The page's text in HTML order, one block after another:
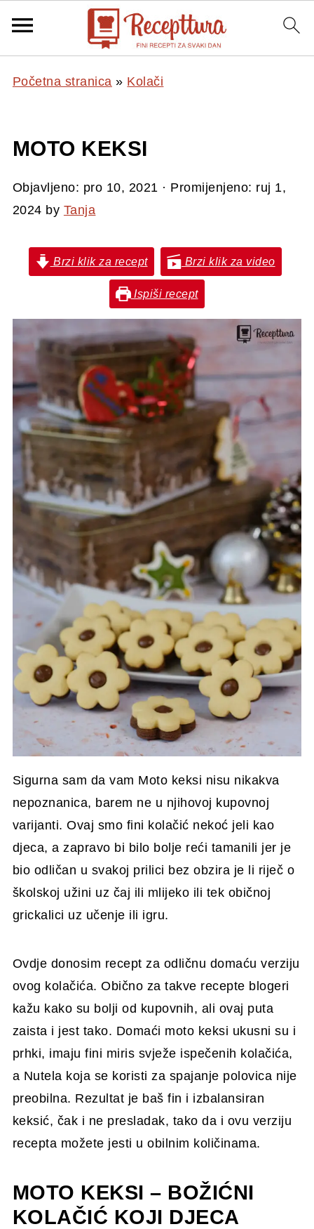
Početna stranica » Kolači
MOTO KEKSI
Objavljeno: pro 10, 2021 · Promijenjeno: ruj 1,
2024 by Tanja
Brzi klik za recept Brzi klik za video
Ispiši recept
Sigurna sam da vam Moto keksi nisu nikakva
nepoznanica, barem ne u njihovoj kupovnoj
varijanti. Ovaj smo fini kolačić nekoć jeli kao
djeca, a zapravo bi bilo bolje reći tamanili jer je
bio odličan u svakoj prilici bez obzira je li riječ o
školskoj užini uz čaj ili mlijeko ili tek običnoj
grickalici uz učenje ili igru.
Ovdje donosim recept za odličnu domaću verziju
ovog kolačića. Obično za takve recepte blogeri
kažu kako su bolji od kupovnih, ali ovaj puta
zaista i jest tako. Domaći moto keksi ukusni su i
prhki, imaju fini miris svježe ispečenih kolačića,
a Nutela koja se koristi za spajanje polovica nije
preobilna. Rezultat je baš fin i izbalansiran
keksić, čak i ne presladak, tako da i ovu verziju
recepta možete jesti u obilnim količinama.
MOTO KEKSI – BOŽIĆNI
KOLAČIĆ KOJI DJECA